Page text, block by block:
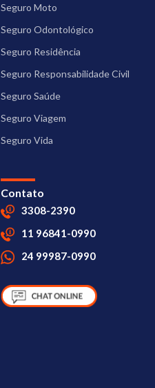
Seguro Moto
Seguro Odontológico
Seguro Residência
Seguro Responsabilidade Civil
Seguro Saúde
Seguro Viagem
Seguro Vida
Contato
3308-2390
11 96841-0990
24 99987-0990